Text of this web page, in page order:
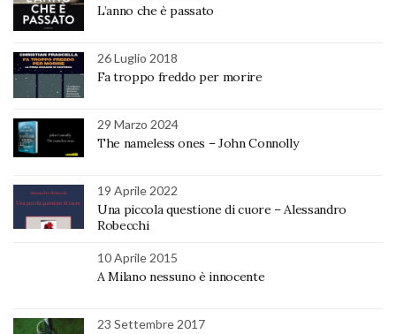
L’anno che è passato
26 Luglio 2018
Fa troppo freddo per morire
29 Marzo 2024
The nameless ones – John Connolly
19 Aprile 2022
Una piccola questione di cuore – Alessandro
Robecchi
10 Aprile 2015
A Milano nessuno è innocente
23 Settembre 2017